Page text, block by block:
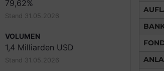
79,62%
Stand 31.05.2026
VOLUMEN
1,4 Milliarden USD
Stand 31.05.2026